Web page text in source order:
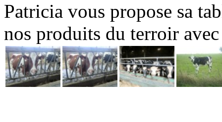
Patricia vous propose sa
nos produits du terroir